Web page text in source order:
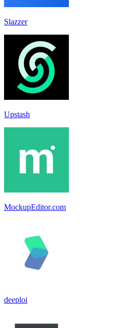
Slazzer
Upstash
MockupEditor.com
deeploi